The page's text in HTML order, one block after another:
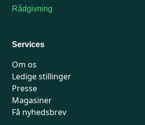
Rådgivning
Services
Om os
Ledige stillinger
Presse
Magasiner
Få nyhedsbrev